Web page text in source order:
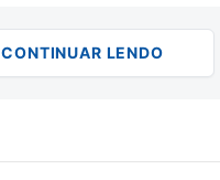
CONTINUAR LENDO